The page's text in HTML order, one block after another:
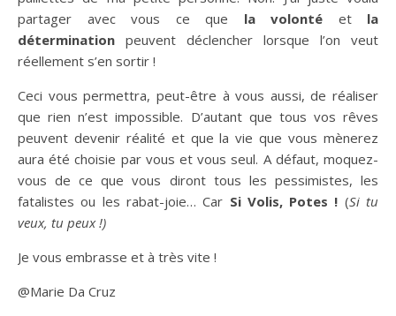
partager avec vous ce que la volonté et la
détermination peuvent déclencher lorsque l’on veut
réellement s’en sortir !
Ceci vous permettra, peut-être à vous aussi, de réaliser
que rien n’est impossible. D’autant que tous vos rêves
peuvent devenir réalité et que la vie que vous mènerez
aura été choisie par vous et vous seul. A défaut, moquez-
vous de ce que vous diront tous les pessimistes, les
fatalistes ou les rabat-joie… Car Si Volis, Potes ! (Si tu
veux, tu peux !)
Je vous embrasse et à très vite !
@Marie Da Cruz